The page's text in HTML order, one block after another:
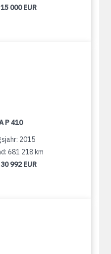
15 000 EUR
P 410
2015
681 218 km
30 992 EUR